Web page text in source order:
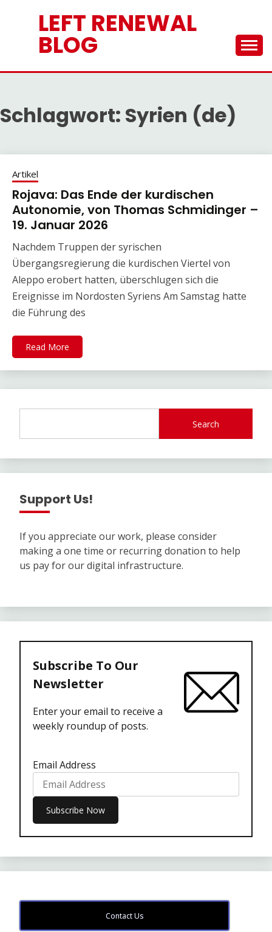
LEFT RENEWAL
BLOG
Schlagwort: Syrien (de)
Artikel
Rojava: Das Ende der kurdischen
Autonomie, von Thomas Schmidinger –
19. Januar 2026
Nachdem Truppen der syrischen
Übergangsregierung die kurdischen Viertel von
Aleppo erobert hatten, überschlugen sich die
Ereignisse im Nordosten Syriens Am Samstag hatte
die Führung des
Read More
Search
Support Us!
If you appreciate our work, please consider
making a one time or recurring donation to help
us pay for our digital infrastructure.
Subscribe To Our
Newsletter
Enter your email to receive a
weekly roundup of posts.
Email Address
Contact Us